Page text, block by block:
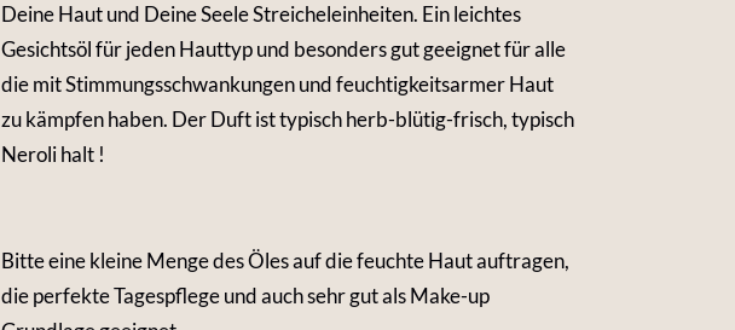
Deine Haut und Deine Seele Streicheleinheiten. Ein leichtes
Gesichtsöl für jeden Hauttyp und besonders gut geeignet für alle
die mit Stimmungsschwankungen und feuchtigkeitsarmer Haut
zu kämpfen haben. Der Duft ist typisch herb-blütig-frisch, typisch
Neroli halt !
Bitte eine kleine Menge des Öles auf die feuchte Haut auftragen,
die perfekte Tagespflege und auch sehr gut als Make-up